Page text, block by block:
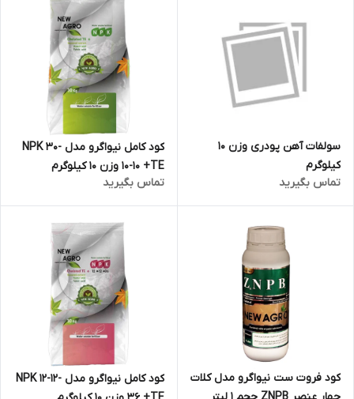
سولفات آهن پودری وزن 10
کیلوگرم
تماس بگیرید
کود کامل نیواگرو مدل NPK 30-
10-10 +TE وزن 10 کیلوگرم
تماس بگیرید
کود فروت ست نیواگرو مدل کلات
کود کامل نیواگرو مدل NPK 12-12-